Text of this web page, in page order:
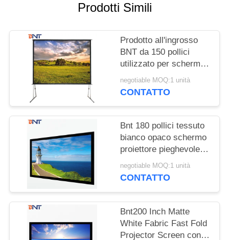
SITO
PRIVACY
POLICY
Prodotti Simili
Prodotto all'ingrosso
BNT da 150 pollici
utilizzato per schermi
di proiettori rapidi da
ripiegare all'aperto:3
negotiable MOQ:1 unità
CONTATTO
Bnt 180 pollici tessuto
bianco opaco schermo
proiettore pieghevole
veloce con quadrato
alluminio metallo
negotiable MOQ:1 unità
CONTATTO
Bnt200 Inch Matte
White Fabric Fast Fold
Projector Screen con